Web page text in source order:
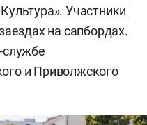
Участники
на сапбордах.
службе
и Приволжского